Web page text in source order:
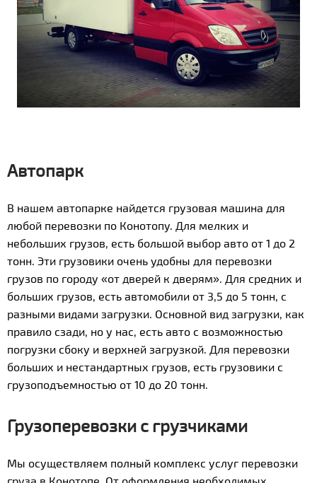
Автопарк
В нашем автопарке найдется грузовая машина для
любой перевозки по Конотопу. Для мелких и
небольших грузов, есть большой выбор авто от 1 до 2
тонн. Эти грузовики очень удобны для перевозки
грузов по городу «от дверей к дверям». Для средних и
больших грузов, есть автомобили от 3,5 до 5 тонн, с
разными видами загрузки. Основной вид загрузки, как
правило сзади, но у нас, есть авто с возможностью
погрузки сбоку и верхней загрузкой. Для перевозки
больших и нестандартных грузов, есть грузовики с
грузоподъемностью от 10 до 20 тонн.
Грузоперевозки с грузчиками
Мы осуществляем полный комплекс услуг перевозки
груза в Конотопе. От оформления необходимых